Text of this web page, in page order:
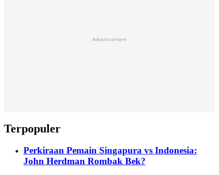
Advertisement
Terpopuler
Perkiraan Pemain Singapura vs Indonesia:
John Herdman Rombak Bek?